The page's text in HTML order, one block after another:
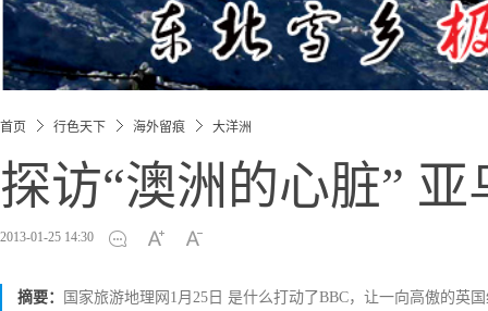
首页 行色天下 海外留痕 大洋洲
探访“澳洲的心脏”
2013-01-25 14:30
摘要：
国家旅游地理网1月25日 是什么打动了BBC，让一向高傲的英